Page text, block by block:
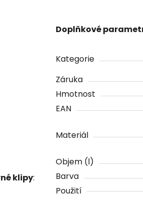
klipy:
Doplňkové
Kategorie
Záruka
Hmotnost
EAN
Materiál
Objem (l)
Barva
Použití